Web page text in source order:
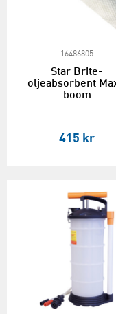
16486805
Star Brite-
oljeabsorbent
boom
415 kr